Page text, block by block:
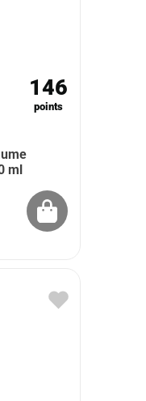
146
points
ml